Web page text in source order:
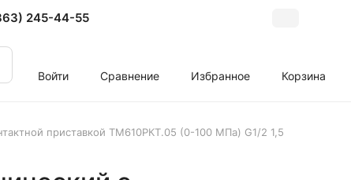
245-44-55
Войти Сравнение Избранное Корзина
приставкой ТМ610РКТ.05 (0-100 МПа) G1/2 1,5